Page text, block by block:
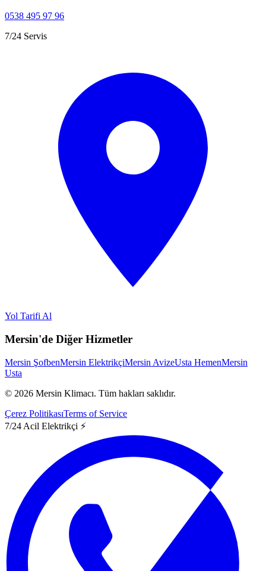
0538 495 97 96
7/24 Servis
Yol Tarifi Al
Mersin'de Diğer Hizmetler
Mersin ŞofbenMersin ElektrikçiMersin AvizeUsta HemenMersin
Usta
© 2026 Mersin Klimacı. Tüm hakları saklıdır.
Çerez PolitikasıTerms of Service
7/24 Acil Elektrikçi ⚡